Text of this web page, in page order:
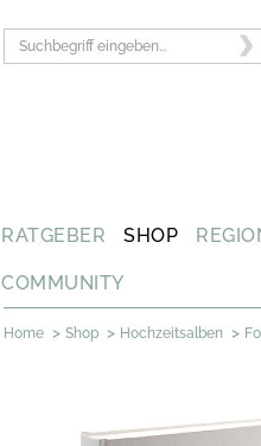
RATGEBER SHOP
COMMUNITY
Home > Shop > Hochzeitsalben >